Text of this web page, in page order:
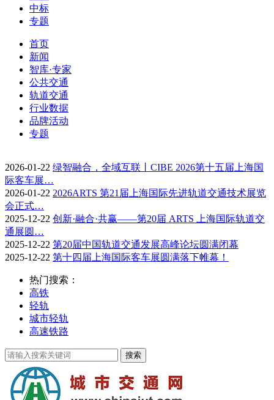
中标
专题
首页
新闻
智库·专家
公共交通
轨道交通
行业数据
品牌活动
专题
2026-01-22 绿智融合，全域互联丨CIBE 2026第十五届上海国
际客车展…
2026-01-22 2026ARTS 第21届上海国际先进轨道交通技术展览
会正式…
2025-12-22 创新·融合·共赢——第20届 ARTS 上海国际轨道交
通展圆…
2025-12-22 第20届中国轨道交通发展高峰论坛圆满闭幕
2025-12-22 第十四届上海国际客车展圆满落下帷幕！
热门搜索：
高铁
轻轨
城市轻轨
高速铁路